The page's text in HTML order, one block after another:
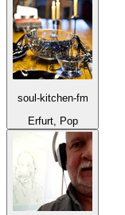
soul-kitchen-fm
Erfurt, Pop